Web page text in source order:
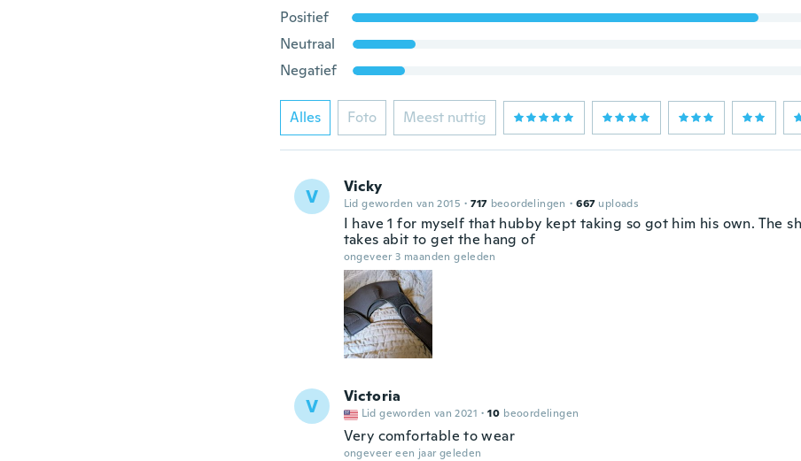
Positief
Neutraal
Negatief
Alles Foto Meest nuttig
V Vicky
Lid geworden van 2015 · 717 beoordelingen · 667 uploads
I have 1 for myself that hubby kept taking so got him his own. The
takes abit to get the hang of
ongeveer 3 maanden geleden
V Victoria
Lid geworden van 2021 · 10 beoordelingen
Very comfortable to wear
ongeveer een jaar geleden